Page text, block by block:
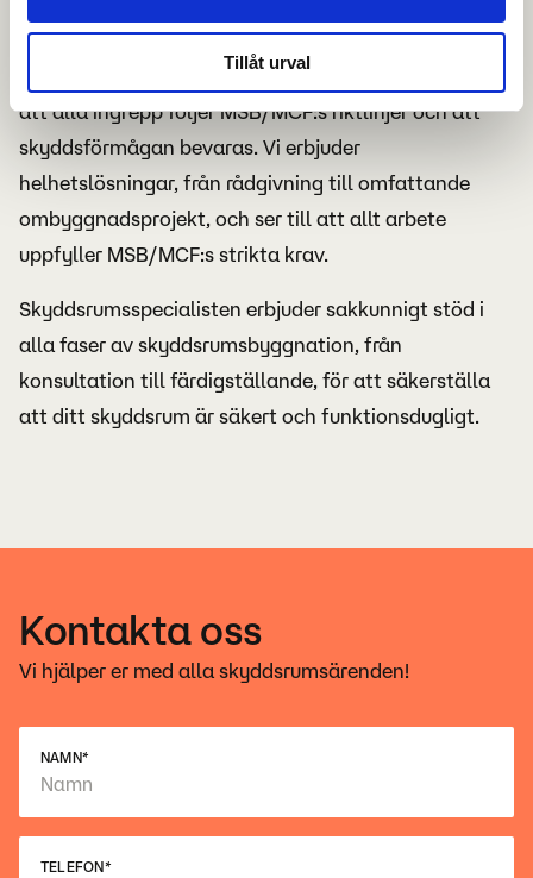
Tillåt urval
genomföringar eller andra kritiska funktioner krävs
ett utlåtande och ett intyg från en kvalificerad
skyddsrumssakkunnig. Den sakkunnige säkerställer
att alla ingrepp följer MSB/MCF:s riktlinjer och att
skyddsförmågan bevaras. Vi erbjuder
helhetslösningar, från rådgivning till omfattande
ombyggnadsprojekt, och ser till att allt arbete
uppfyller MSB/MCF:s strikta krav.
Skyddsrumsspecialisten erbjuder sakkunnigt stöd i
alla faser av skyddsrumsbyggnation, från
konsultation till färdigställande, för att säkerställa
att ditt skyddsrum är säkert och funktionsdugligt.
Kontakta oss
Vi hjälper er med alla skyddsrumsärenden!
NAMN*
TELEFON*